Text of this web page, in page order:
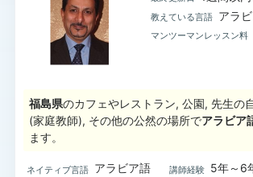
教えている言語 アラ
マンツーマンレッスン料
福島県のカフェやレストラン, 公園, 先生の
(家庭教師), その他の公然の場所でアラビア
ます。
ネイティブ言語 アラビア語 講師経験
5年～6